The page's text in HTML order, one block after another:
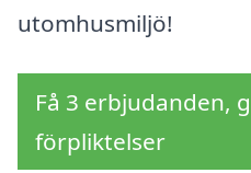
utomhusmiljö!
Få 3 erbjudanden,
förpliktelser